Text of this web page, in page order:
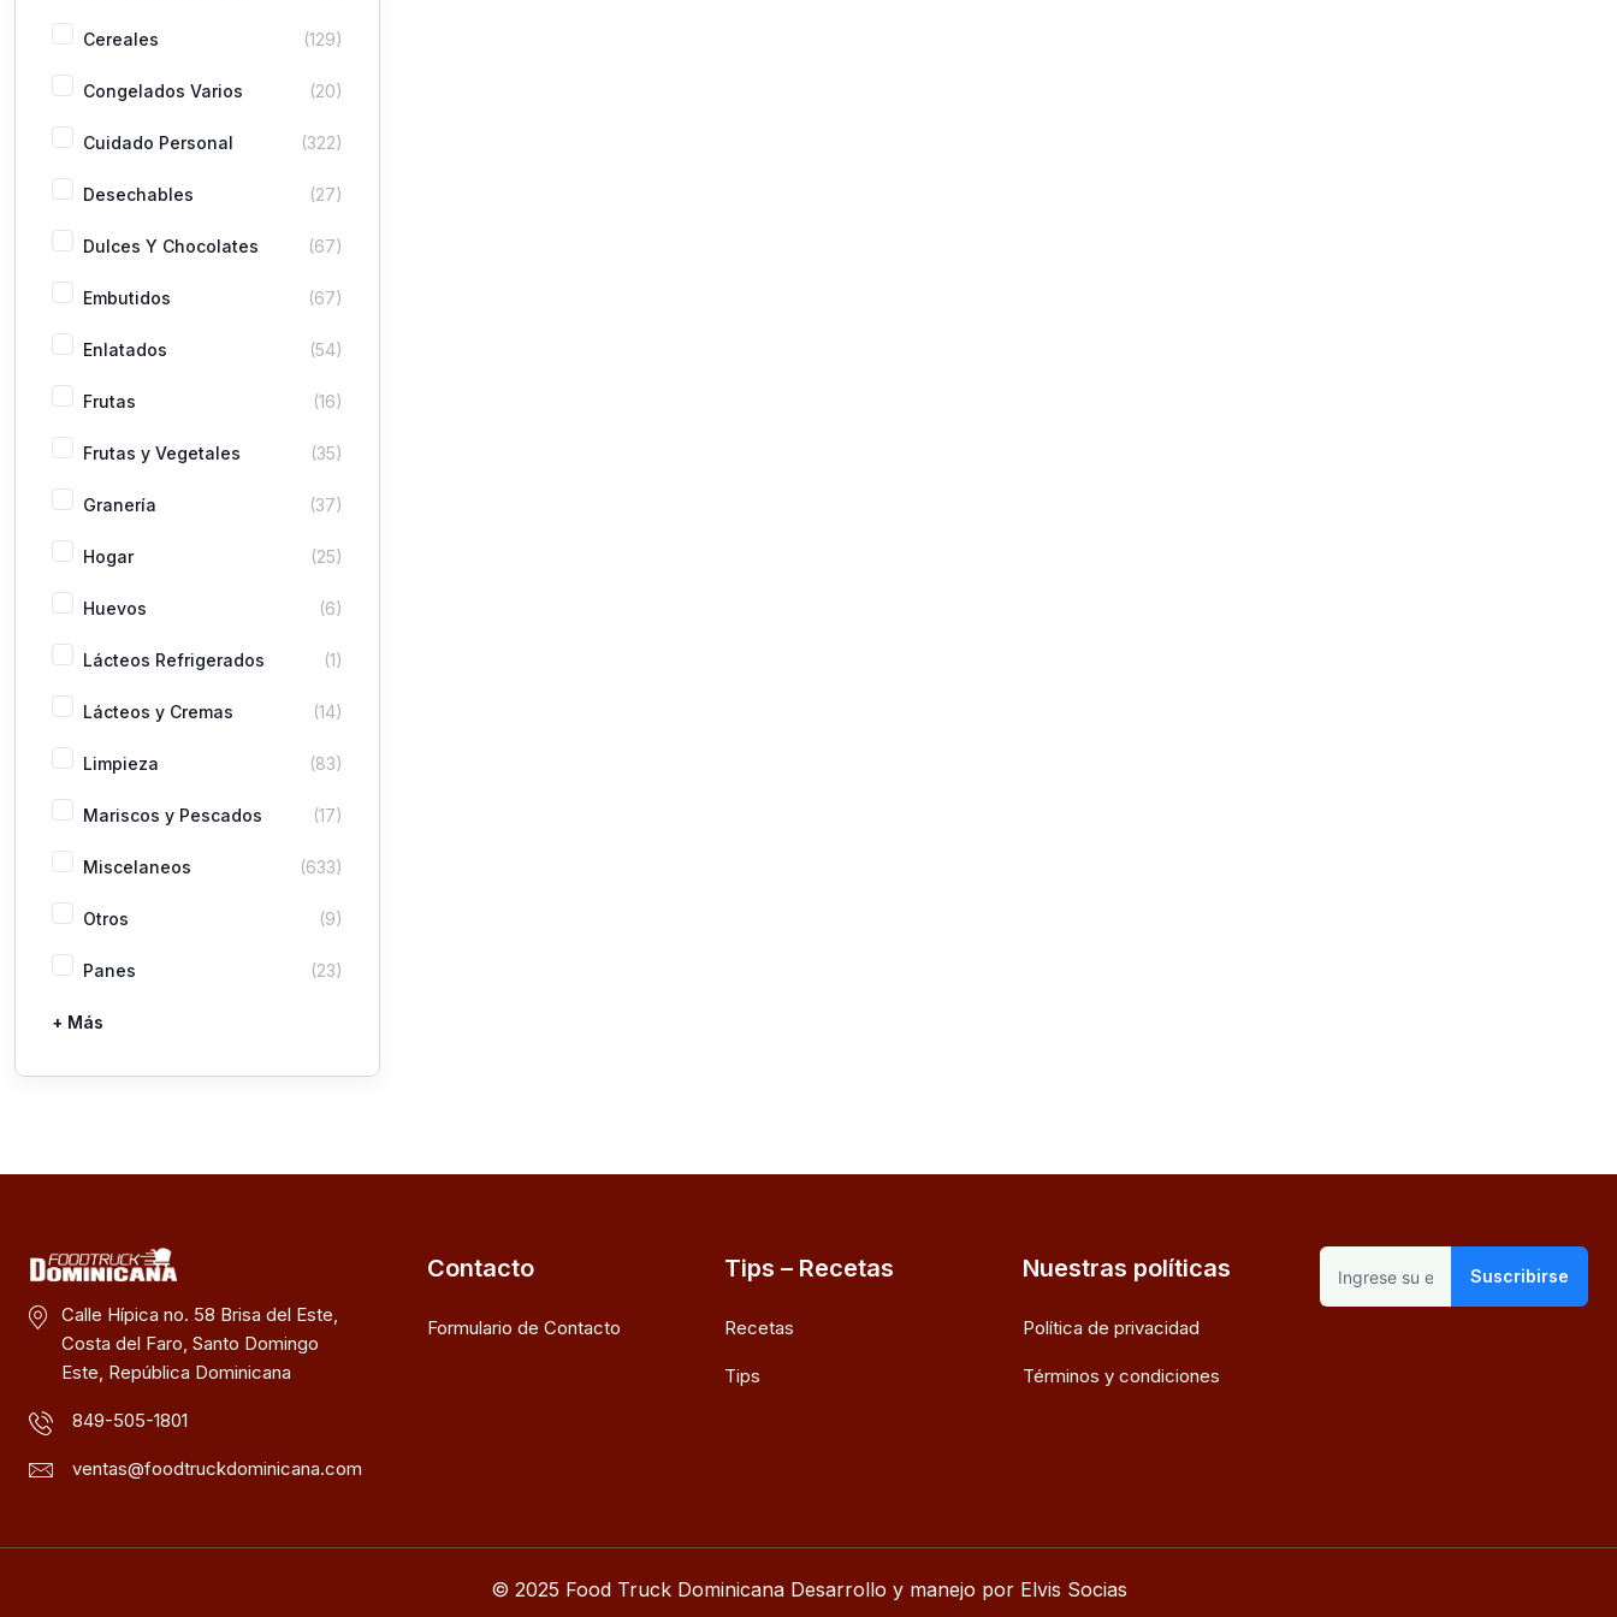
Cereales (129)
Congelados Varios (20)
Cuidado Personal (322)
Desechables (27)
Dulces Y Chocolates (67)
Embutidos (67)
Enlatados (54)
Frutas (16)
Frutas y Vegetales (35)
Granería (37)
Hogar (25)
Huevos (6)
Lácteos Refrigerados (1)
Lácteos y Cremas (14)
Limpieza (83)
Mariscos y Pescados (17)
Miscelaneos (633)
Otros (9)
Panes (23)
Pastas
Picaderas
Sazones y Salsas
Vegetales
+ Más
Calle Hípica no. 58 Brisa del Este,
Costa del Faro, Santo Domingo
Este, República Dominicana
849-505-1801
ventas@foodtruckdominicana.com
Contacto
Formulario de Contacto
Tips – Recetas
Recetas
Tips
Nuestras políticas
Política de privacidad
Términos y condiciones
Suscribirse
© 2025 Food Truck Dominicana Desarrollo y manejo por Elvis Socias